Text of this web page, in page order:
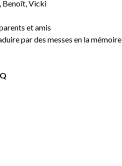
Benoît, Vicki
et amis
par des messes en la mémoire